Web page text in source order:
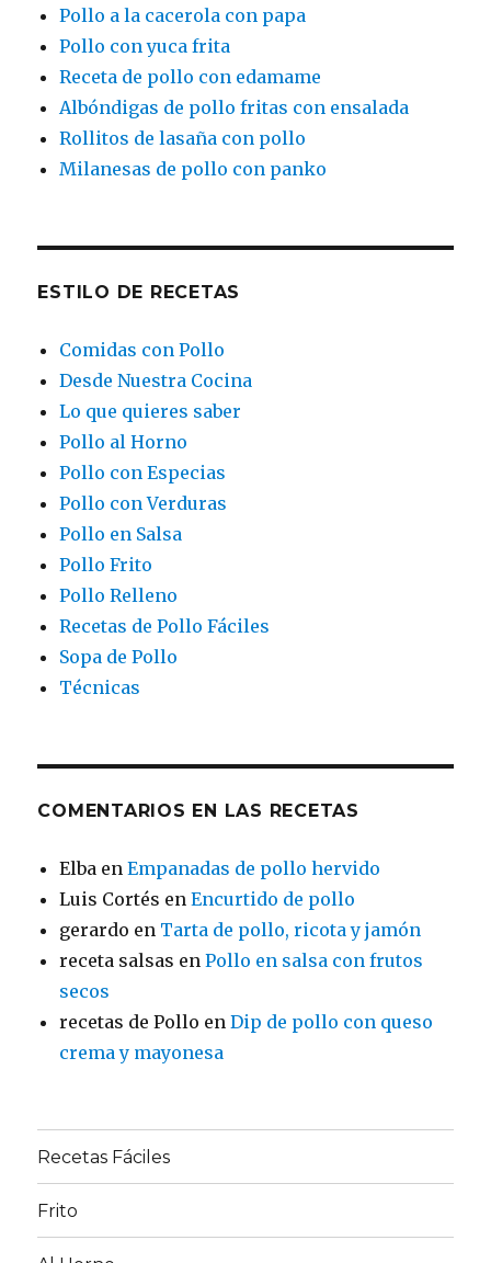
Pollo a la cacerola con papa
Pollo con yuca frita
Receta de pollo con edamame
Albóndigas de pollo fritas con ensalada
Rollitos de lasaña con pollo
Milanesas de pollo con panko
ESTILO DE RECETAS
Comidas con Pollo
Desde Nuestra Cocina
Lo que quieres saber
Pollo al Horno
Pollo con Especias
Pollo con Verduras
Pollo en Salsa
Pollo Frito
Pollo Relleno
Recetas de Pollo Fáciles
Sopa de Pollo
Técnicas
COMENTARIOS EN LAS RECETAS
Elba enEmpanadas de pollo hervido
Luis Cortés enEncurtido de pollo
gerardo en Tarta de pollo, ricota y jamón
receta salsas enPollo en salsa con frutos
secos
recetas de Pollo enDip de pollo con queso
crema y mayonesa
Recetas Fáciles
Frito